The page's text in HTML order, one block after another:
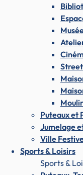
Puteaux et
Jumelage
Ville
Sports & Loisirs
Sports &